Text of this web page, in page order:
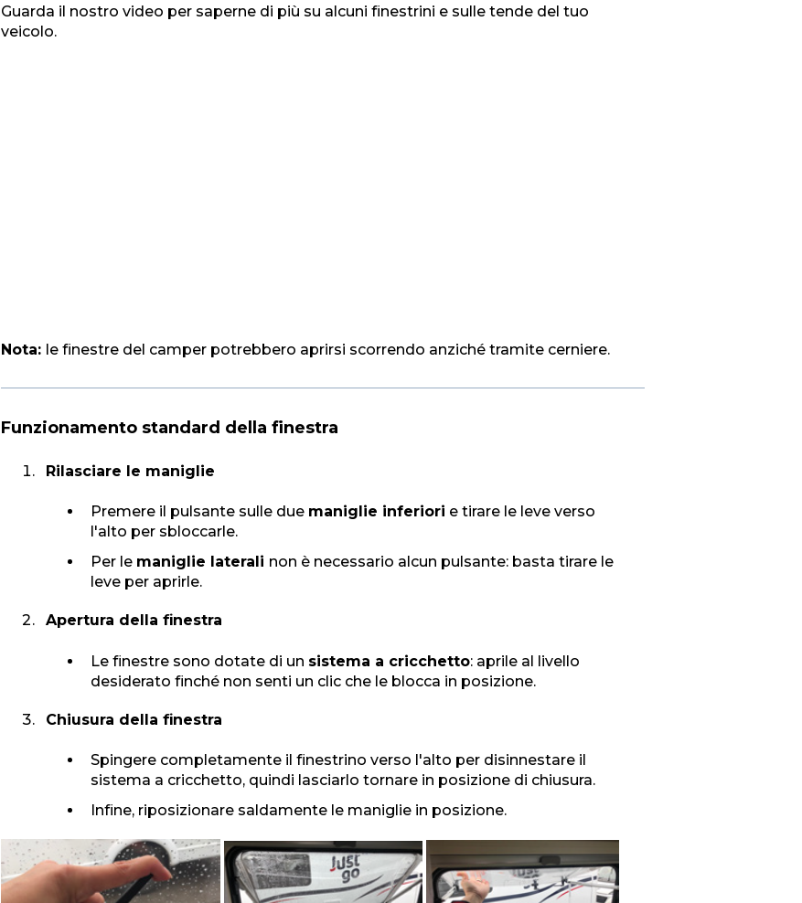
Guarda il nostro video per saperne di più su alcuni finestrini e sulle tende del tuo
veicolo.
Nota: le finestre del camper potrebbero aprirsi scorrendo anziché tramite cerniere.
Funzionamento standard della finestra
Rilasciare le maniglie
Premere il pulsante sulle due maniglie inferiori e tirare le leve verso
l'alto per sbloccarle.
Per le maniglie laterali non è necessario alcun pulsante: basta tirare le
leve per aprirle.
Apertura della finestra
Le finestre sono dotate di un sistema a cricchetto: aprile al livello
desiderato finché non senti un clic che le blocca in posizione.
Chiusura della finestra
Spingere completamente il finestrino verso l'alto per disinnestare il
sistema a cricchetto, quindi lasciarlo tornare in posizione di chiusura.
Infine, riposizionare saldamente le maniglie in posizione.